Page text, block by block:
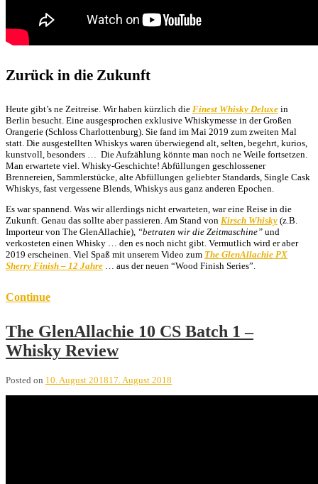
Zurück in die Zukunft
Heute gibt’s ne Zeitreise. Wir haben kürzlich die Finest Whisky Deluxe in
Berlin besucht. Eine ausgesprochen exklusive Whiskymesse in der Großen
Orangerie (Schloss Charlottenburg). Sie fand im Mai 2019 zum zweiten Mal
statt. Die ausgestellten Whiskys waren überwiegend alt, selten, begehrt, kurios,
kunstvoll, besonders … Die Aufzählung könnte man noch ne Weile fortsetzen.
Man erwartete viel. Whisky-Geschichte! Abfüllungen geschlossener
Brennereien, Sammlerstücke, alte Abfüllungen geliebter Standards, Single Cask
Whiskys, fast vergessene Blends, Whiskys aus ganz anderen Epochen.
Es war spannend. Was wir allerdings nicht erwarteten, war eine Reise in die
Zukunft. Genau das sollte aber passieren. Am Stand von Kirsch Whisky (z.B.
Importeur von The GlenAllachie), “betraten wir die Zeitmaschine” und
verkosteten einen Whisky … den es noch nicht gibt. Vermutlich wird er aber
2019 erscheinen. Viel Spaß mit unserem Video zum The GlenAllachie PX
Sherry Finish – 12 Jahre … aus der neuen “Wood Finish Series”.
Continue
The GlenAllachie 10 CS Batch 1 –
Whisky Review
Posted on 10. August 201817. August 2018